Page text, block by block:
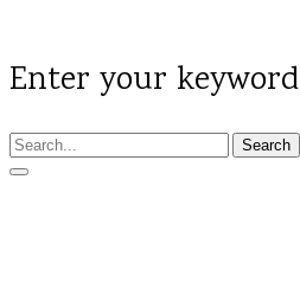
Enter your keyword
Search